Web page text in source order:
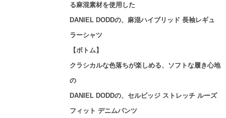
る麻混素材を使用した
DANIEL DODDの、麻混ハイブリッド 長袖レギュ
ラーシャツ
【ボトム】
クラシカルな色落ちが楽しめる、ソフトな履き心地
の
DANIEL DODDの、セルビッジ ストレッチ ルーズ
フィット デニムパンツ